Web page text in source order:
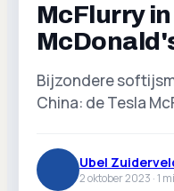
McFlurry
Bijzondere
China: de Tesla
Ubel
2 oktober 2023 ·1